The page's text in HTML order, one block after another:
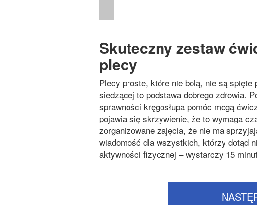
Skuteczny zestaw
plecy
Plecy proste, które nie bolą, nie są
siedzącej to podstawa dobrego zdrowia.
sprawności kręgosłupa pomóc mogą
pojawia się skrzywienie, że to wymaga
zorganizowane zajęcia, że nie ma
wiadomość dla wszystkich, którzy dotąd
aktywności fizycznej – wystarczy 15